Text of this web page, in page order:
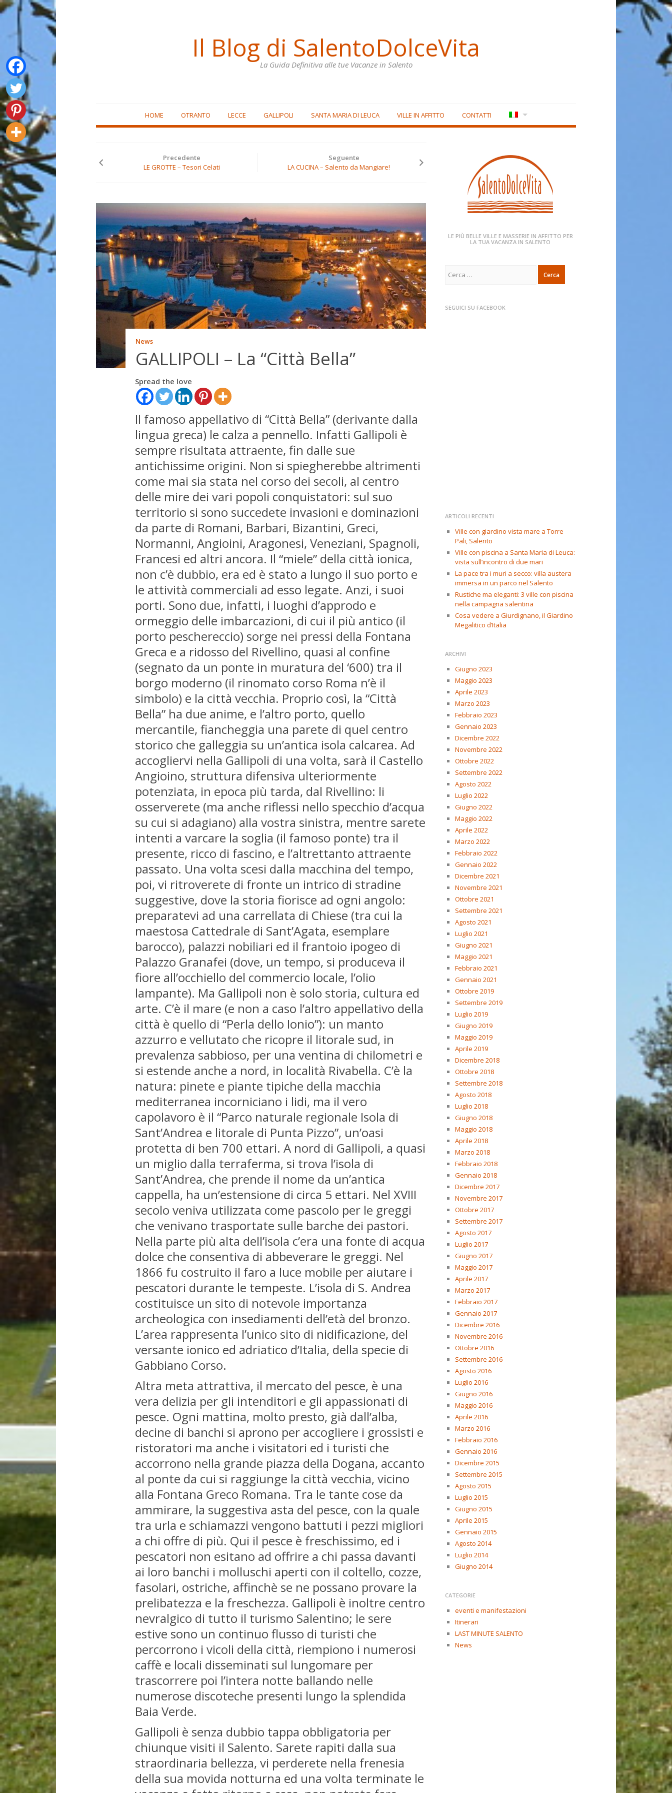
Il Blog di SalentoDolceVita
La Guida Definitiva alle tue Vacanze in Salento
content
HOME OTRANTO LECCE GALLIPOLI SANTA MARIA DI LEUCA VILLE IN AFFITTO CONTATTI
Precedente
LE GROTTE – Tesori Celati
Seguente
LA CUCINA – Salento da Mangiare!
News
GALLIPOLI – La “Città Bella”
Spread the love
Il famoso appellativo di “Città Bella” (derivante dalla
lingua greca) le calza a pennello. Infatti Gallipoli è
sempre risultata attraente, fin dalle sue
antichissime origini. Non si spiegherebbe altrimenti
come mai sia stata nel corso dei secoli, al centro
delle mire dei vari popoli conquistatori: sul suo
territorio si sono succedete invasioni e dominazioni
da parte di Romani, Barbari, Bizantini, Greci,
Normanni, Angioini, Aragonesi, Veneziani, Spagnoli,
Francesi ed altri ancora. Il “miele” della città ionica,
non c’è dubbio, era ed è stato a lungo il suo porto e
le attività commerciali ad esso legate. Anzi, i suoi
porti. Sono due, infatti, i luoghi d’approdo e
ormeggio delle imbarcazioni, di cui il più antico (il
porto peschereccio) sorge nei pressi della Fontana
Greca e a ridosso del Rivellino, quasi al confine
(segnato da un ponte in muratura del ‘600) tra il
borgo moderno (il rinomato corso Roma n’è il
simbolo) e la città vecchia. Proprio così, la “Città
Bella” ha due anime, e l’altro porto, quello
mercantile, fiancheggia una parete di quel centro
storico che galleggia su un’antica isola calcarea. Ad
accogliervi nella Gallipoli di una volta, sarà il Castello
Angioino, struttura difensiva ulteriormente
potenziata, in epoca più tarda, dal Rivellino: li
osserverete (ma anche riflessi nello specchio d’acqua
su cui si adagiano) alla vostra sinistra, mentre sarete
intenti a varcare la soglia (il famoso ponte) tra il
presente, ricco di fascino, e l’altrettanto attraente
passato. Una volta scesi dalla macchina del tempo,
poi, vi ritroverete di fronte un intrico di stradine
suggestive, dove la storia fiorisce ad ogni angolo:
preparatevi ad una carrellata di Chiese (tra cui la
maestosa Cattedrale di Sant’Agata, esemplare
barocco), palazzi nobiliari ed il frantoio ipogeo di
Palazzo Granafei (dove, un tempo, si produceva il
fiore all’occhiello del commercio locale, l’olio
lampante). Ma Gallipoli non è solo storia, cultura ed
arte. C’è il mare (e non a caso l’altro appellativo della
città è quello di “Perla dello Ionio”): un manto
azzurro e vellutato che ricopre il litorale sud, in
prevalenza sabbioso, per una ventina di chilometri e
si estende anche a nord, in località Rivabella. C’è la
natura: pinete e piante tipiche della macchia
mediterranea incorniciano i lidi, ma il vero
capolavoro è il “Parco naturale regionale Isola di
Sant’Andrea e litorale di Punta Pizzo”, un’oasi
protetta di ben 700 ettari. A nord di Gallipoli, a quasi
un miglio dalla terraferma, si trova l’isola di
Sant’Andrea, che prende il nome da un’antica
cappella, ha un’estensione di circa 5 ettari. Nel XVIII
secolo veniva utilizzata come pascolo per le greggi
che venivano trasportate sulle barche dei pastori.
Nella parte più alta dell’isola c’era una fonte di acqua
dolce che consentiva di abbeverare le greggi. Nel
1866 fu costruito il faro a luce mobile per aiutare i
pescatori durante le tempeste. L’isola di S. Andrea
costituisce un sito di notevole importanza
archeologica con insediamenti dell’età del bronzo.
L’area rappresenta l’unico sito di nidificazione, del
versante ionico ed adriatico d’Italia, della specie di
Gabbiano Corso.
Altra meta attrattiva, il mercato del pesce, è una
vera delizia per gli intenditori e gli appassionati di
pesce. Ogni mattina, molto presto, già dall’alba,
decine di banchi si aprono per accogliere i grossisti e
ristoratori ma anche i visitatori ed i turisti che
accorrono nella grande piazza della Dogana, accanto
al ponte da cui si raggiunge la città vecchia, vicino
alla Fontana Greco Romana. Tra le tante cose da
ammirare, la suggestiva asta del pesce, con la quale
tra urla e schiamazzi vengono battuti i pezzi migliori
a chi offre di più. Qui il pesce è freschissimo, ed i
pescatori non esitano ad offrire a chi passa davanti
ai loro banchi i molluschi aperti con il coltello, cozze,
fasolari, ostriche, affinchè se ne possano provare la
prelibatezza e la freschezza. Gallipoli è inoltre centro
nevralgico di tutto il turismo Salentino; le sere
estive sono un continuo flusso di turisti che
percorrono i vicoli della città, riempiono i numerosi
caffè e locali disseminati sul lungomare per
trascorrere poi l’intera notte ballando nelle
numerose discoteche presenti lungo la splendida
Baia Verde.
Gallipoli è senza dubbio tappa obbligatoria per
chiunque visiti il Salento. Sarete rapiti dalla sua
straordinaria bellezza, vi perderete nella frenesia
della sua movida notturna ed una volta terminate le
LE PIÙ BELLE VILLE E MASSERIE IN AFFITTO PER
LA TUA VACANZA IN SALENTO
per:
SEGUICI SU FACEBOOK
ARTICOLI RECENTI
Ville con giardino vista mare a Torre
Pali, Salento
Ville con piscina a Santa Maria di Leuca:
vista sull’incontro di due mari
La pace tra i muri a secco: villa austera
immersa in un parco nel Salento
Rustiche ma eleganti: 3 ville con piscina
nella campagna salentina
Cosa vedere a Giurdignano, il Giardino
Megalitico d’Italia
ARCHIVI
Giugno 2023
Maggio 2023
Aprile 2023
Marzo 2023
Febbraio 2023
Gennaio 2023
Dicembre 2022
Novembre 2022
Ottobre 2022
Settembre 2022
Agosto 2022
Luglio 2022
Giugno 2022
Maggio 2022
Aprile 2022
Marzo 2022
Febbraio 2022
Gennaio 2022
Dicembre 2021
Novembre 2021
Ottobre 2021
Settembre 2021
Agosto 2021
Luglio 2021
Giugno 2021
Maggio 2021
Febbraio 2021
Gennaio 2021
Ottobre 2019
Settembre 2019
Luglio 2019
Giugno 2019
Maggio 2019
Aprile 2019
Dicembre 2018
Ottobre 2018
Settembre 2018
Agosto 2018
Luglio 2018
Giugno 2018
Maggio 2018
Aprile 2018
Marzo 2018
Febbraio 2018
Gennaio 2018
Dicembre 2017
Novembre 2017
Ottobre 2017
Settembre 2017
Agosto 2017
Luglio 2017
Giugno 2017
Maggio 2017
Aprile 2017
Marzo 2017
Febbraio 2017
Gennaio 2017
Dicembre 2016
Novembre 2016
Ottobre 2016
Settembre 2016
Agosto 2016
Luglio 2016
Giugno 2016
Maggio 2016
Aprile 2016
Marzo 2016
Febbraio 2016
Gennaio 2016
Dicembre 2015
Settembre 2015
Agosto 2015
Luglio 2015
Giugno 2015
Aprile 2015
Gennaio 2015
Agosto 2014
Luglio 2014
Giugno 2014
CATEGORIE
eventi e manifestazioni
Itinerari
LAST MINUTE SALENTO
News